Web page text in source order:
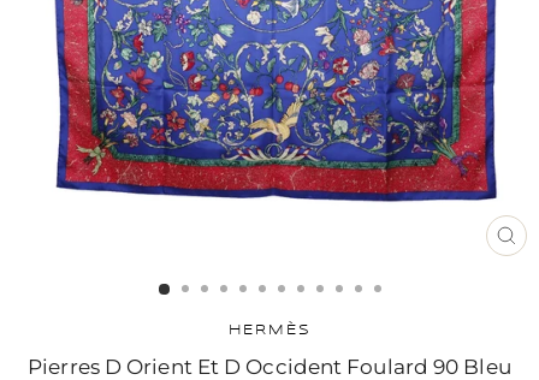
HERMÈS
Pierres D Orient Et D Occident Foulard 90 Bleu